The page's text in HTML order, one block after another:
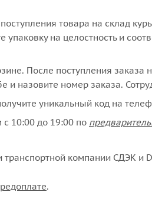
товара на склад
на целостность и
После поступления заказа
и назовите номер заказа.
уникальный код на
10:00 до 19:00 по
компании СДЭК и
.